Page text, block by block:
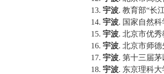
13. 宇波. 教育部“长
14. 宇波. 国家自然科
15. 宇波. 北京市优秀
16. 宇波. 北京市师德
17. 宇波. 第十三届茅
18. 宇波. 东京理科大